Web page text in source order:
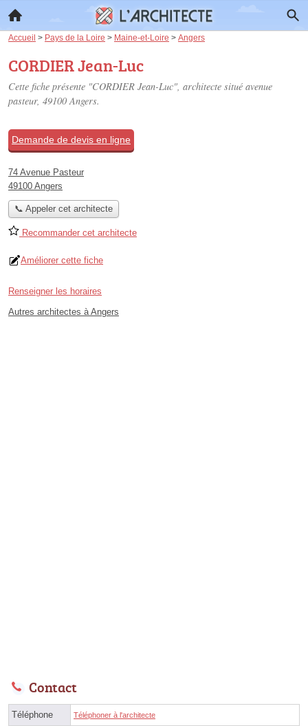
Accueil > Pays de la Loire > Maine-et-Loire > Angers
CORDIER Jean-Luc
Cette fiche présente "CORDIER Jean-Luc", architecte situé avenue
pasteur, 49100 Angers.
Demande de devis en ligne
74 Avenue Pasteur
49100 Angers
📞 Appeler cet architecte
Recommander cet architecte
Améliorer cette fiche
Renseigner les horaires
Autres architectes à Angers
Contact
Téléphone Téléphoner à l'architecte